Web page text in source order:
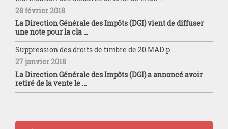
28 février 2018
La Direction Générale des Impôts (DGI) vient de diffuser
une note pour la cla ...
Suppression des droits de timbre de 20 MAD p ...
27 janvier 2018
La Direction Générale des Impôts (DGI) a annoncé avoir
retiré de la vente le ...